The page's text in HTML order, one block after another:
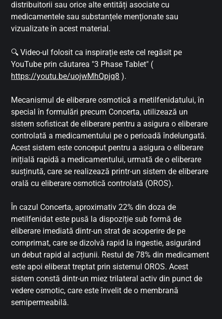
distribuitorii sau orice alte entități asociate cu
medicamentele sau substanțele menționate sau
vizualizate în acest material.
🔍 Video-ul folosit ca inspirație este cel regăsit pe
YouTube prin căutarea "3 Phase Tablet" (
https://youtu.be/uojwMhQpjq8 ).
Mecanismul de eliberare osmotică a metilfenidatului, în
special în formulări precum Concerta, utilizează un
sistem sofisticat de eliberare pentru a asigura o eliberare
controlată a medicamentului pe o perioadă îndelungată.
Acest sistem este conceput pentru a asigura o eliberare
inițială rapidă a medicamentului, urmată de o eliberare
susținută, care se realizează printr-un sistem de eliberare
orală cu eliberare osmotică controlată (OROS).
În cazul Concerta, aproximativ 22% din doza de
metilfenidat este pusă la dispoziție sub formă de
eliberare imediată dintr-un strat de acoperire de pe
comprimat, care se dizolvă rapid la ingestie, asigurând
un debut rapid al acțiunii. Restul de 78% din medicament
este apoi eliberat treptat prin sistemul OROS. Acest
sistem constă dintr-un miez trilateral activ din punct de
vedere osmotic, care este învelit de o membrană
semipermeabilă.